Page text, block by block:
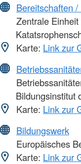
Bereitschaften
Zentrale
Karte: Link zur
Bildungsinstitut
Karte: Link zur
Bildungswerk
Europäisches
Karte: Link zur